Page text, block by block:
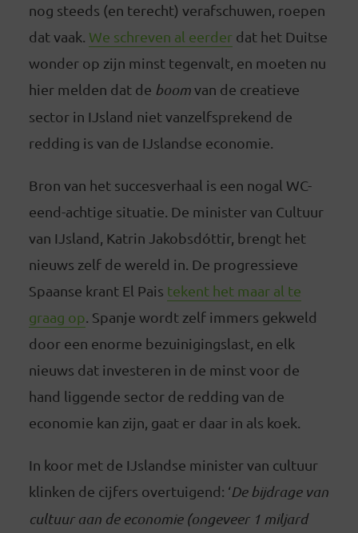
nog steeds (en terecht) verafschuwen, roepen
dat vaak. We schreven al eerderdat het Duitse
wonder op zijn minst tegenvalt, en moeten nu
hier melden dat de boomvan de creatieve
sector in IJsland niet vanzelfsprekend de
redding is van de IJslandse economie.
Bron van het succesverhaal is een nogal WC-
eend-achtige situatie. De minister van Cultuur
van IJsland, Katrin Jakobsdóttir, brengt het
nieuws zelf de wereld in. De progressieve
Spaanse krant El Pais tekent het maar al te
graag op . Spanje wordt zelf immers gekweld
door een enorme bezuinigingslast, en elk
nieuws dat investeren in de minst voor de
hand liggende sector de redding van de
economie kan zijn, gaat er daar in als koek.
In koor met de IJslandse minister van cultuur
klinken de cijfers overtuigend: ‘De bijdrage van
cultuur aan de economie (ongeveer 1 miljard